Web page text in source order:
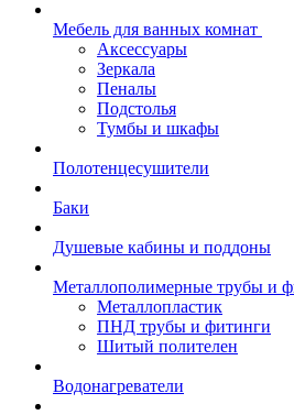
Мебель для ванных комнат
Аксессуары
Зеркала
Пеналы
Подстолья
Тумбы и шкафы
Полотенцесушители
Баки
Душевые кабины и поддоны
Металлополимерные трубы и
Металлопластик
ПНД трубы и фитинги
Шитый полителен
Водонагреватели